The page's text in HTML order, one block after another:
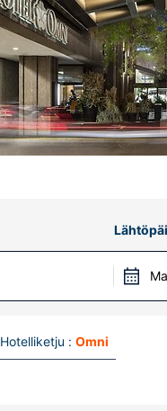
Hotelliketju : Omni